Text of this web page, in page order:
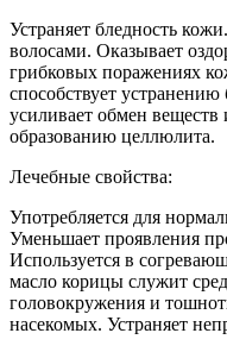
Устраняет бледность
волосами. Оказывает
грибковых поражениях
способствует
усиливает обмен веществ
образованию целлюлита.
Лечебные свойства:
Употребляется для
Уменьшает проявления
Используется в
масло корицы служит
головокружения и
насекомых. Устраняет